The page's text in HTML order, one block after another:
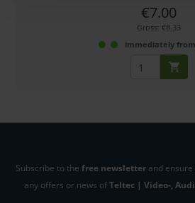
€7.00
Gross: €8.33
immediately
Subscribe to the free newsletter and
any offers or news ofTeltec | Video-,